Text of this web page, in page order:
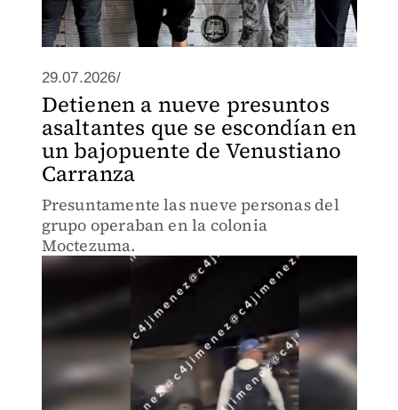
29.07.2026/
Detienen a nueve presuntos
asaltantes que se escondían en
un bajopuente de Venustiano
Carranza
Presuntamente las nueve personas del
grupo operaban en la colonia
Moctezuma.